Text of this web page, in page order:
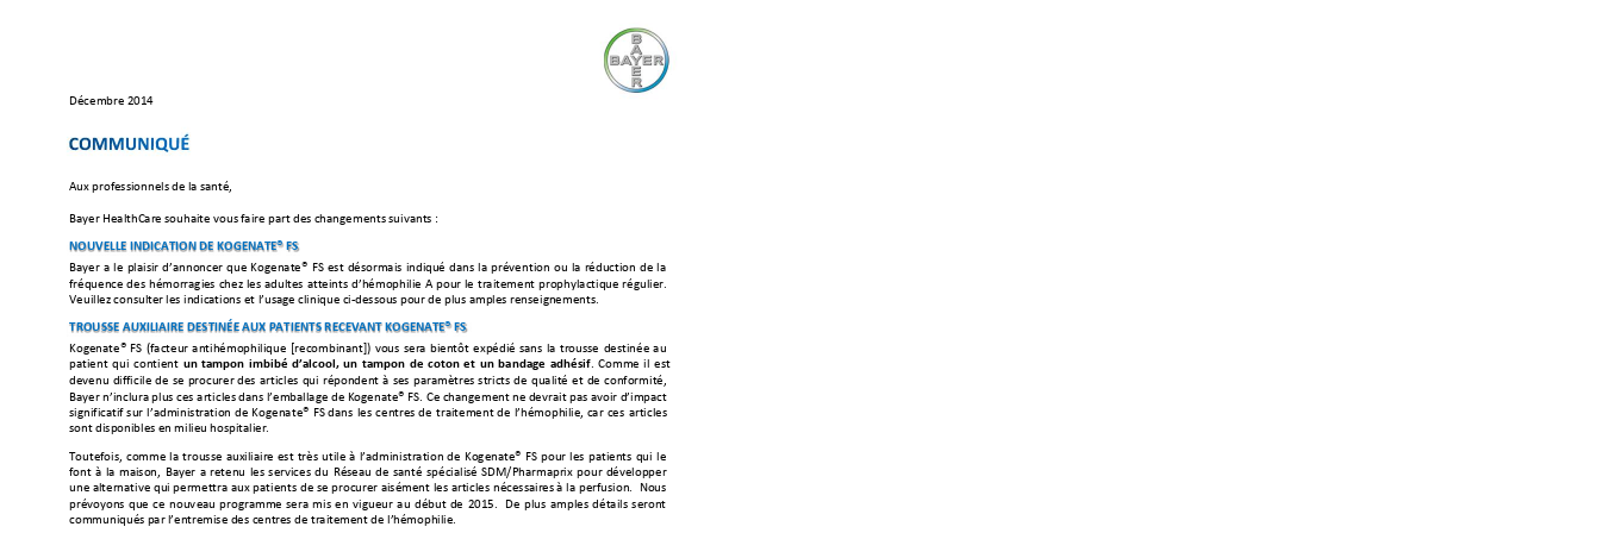
Décembre 2014
Aux professionnels de la santé,
Bayer HealthCare souhaite vous faire part des changements suivants :
NOUVELLE INDICATION DE KOGENATE® FS
Bayer a le plaisir d’annoncer que Kogenate® FS est désormais indiqué dans la prévention ou la réduction de la
fréquence des hémorragies chez les adultes atteints d’hémophilie A pour le traitement prophylactique régulier.
Veuillez consul ter les indications et l’usage clinique ci-dessous pour de plus amples renseignements.
TROUSSE AUXILIAIRE DESTINÉE AUX PATIENTS RECEVANT KOGENATE® FS
Kogenate® FS (facteur antihémophilique [recombinant]) vous sera bientôt expédié sans la trousse destinée au
patient qui contient un tampon imbibé d’alcool, un tampon de coton et un bandage adhésif. Comme il
est
devenu difficile de se procurer des articles qui répondent à ses paramètres stricts de qualité et de conformité,
Bayer n’inclura plus ces articles dans l’emballage de Kogenate® FS. Ce changement ne devrait pas avoir d’impact
significatif sur l’administration de Kogenate® FS dans les centres de traitement de l’hémophilie, car ces articles
sont disponibles en milieu hospitalier.
Toutefois, comme la trousse auxiliaire est très utile à l’administration de Kogenate® FS pour les patients qui le
font à la maison, Bayer a retenu les services du Réseau de santé spécialisé SDM/Pharmaprix pour développer
une alternative qui permettra aux patients de se procurer aisément les articles nécessaires à la perfusion. Nous
prévoyons que ce nouveau programme sera mis en vigueur au début de 2015. De plus amples détails seront
communiqués par l’entremise des centres de traitement de l’hémophilie.